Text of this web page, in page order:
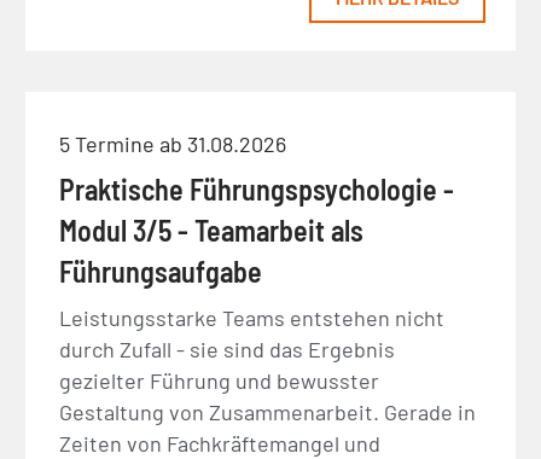
5 Termine ab 31.08.2026
Praktische Führungspsychologie -
Modul 3/5 - Teamarbeit als
Führungsaufgabe
Leistungsstarke Teams entstehen nicht
durch Zufall - sie sind das Ergebnis
gezielter Führung und bewusster
Gestaltung von Zusammenarbeit. Gerade in
Zeiten von Fachkräftemangel und